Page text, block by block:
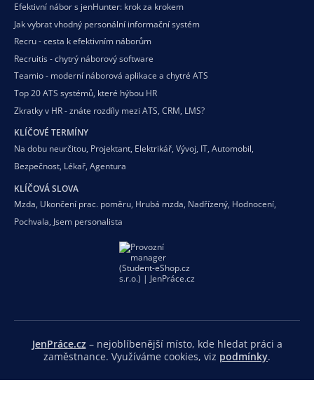
Efektivní nábor s jenHunter: krok za krokem
Jak vybrat vhodný personální informační systém
Recru - cesta k efektivním náborům
Recruitis - chytrý náborový software
Teamio - moderní náborová aplikace a chytré ATS
Top 20 ATS systémů, které hýbou HR
Zkratky v HR - znáte rozdíly mezi ATS, CRM, LMS?
KLÍČOVÉ TERMÍNY
Na dobu neurčitou, Projektant, Elektrikář, Vývoj, IT, Automobil,
Bezpečnost, Lékař, Agentura
KLÍČOVÁ SLOVA
Mzda, Ukončení prac. poměru, Hrubá mzda, Nadřízený, Hodnocení,
Pochvala, Jsem personalista
JenPráce.cz – nejoblíbenější místo, kde hledat práci a
zaměstnance. Využíváme cookies, viz podmínky.